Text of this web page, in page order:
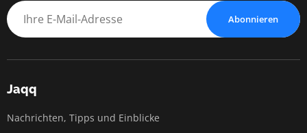
Abonnieren
Jaqq
Nachrichten, Tipps und Einblicke